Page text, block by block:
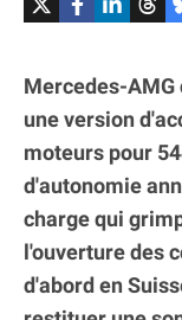
Mercedes-AMG
une version
moteurs pour
d'autonomie
charge qui
l'ouverture des
d'abord en